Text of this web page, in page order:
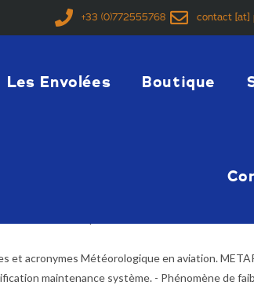
+33 (0)772555768 contact [at]
Les Envolées Boutique
des codes
et acronymes Météorologique en aviation.
maintenance système. - Phénomène de